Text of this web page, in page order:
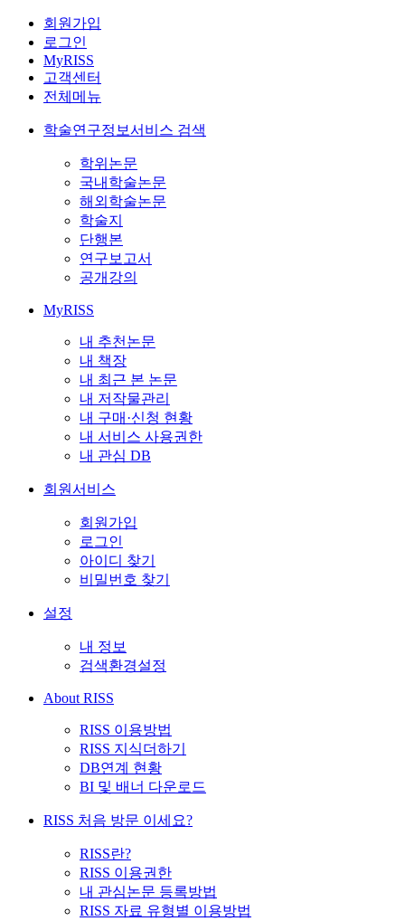
회원가입
로그인
MyRISS
고객센터
전체메뉴
학술연구정보서비스 검색
학위논문
국내학술논문
해외학술논문
학술지
단행본
연구보고서
공개강의
MyRISS
내 추천논문
내 책장
내 최근 본 논문
내 저작물관리
내 구매·신청 현황
내 서비스 사용권한
내 관심 DB
회원서비스
회원가입
로그인
아이디 찾기
비밀번호 찾기
설정
내 정보
검색환경설정
About RISS
RISS 이용방법
RISS 지식더하기
DB연계 현황
BI 및 배너 다운로드
RISS 처음 방문 이세요?
RISS란?
RISS 이용권한
내 관심논문 등록방법
RISS 자료 유형별 이용방법